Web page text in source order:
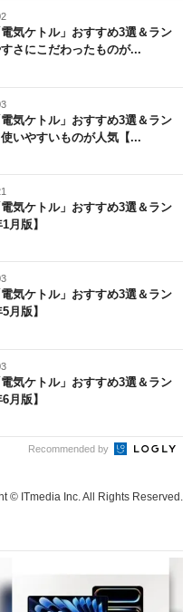
気ケトル」おすすめ3選＆ラン
さにこだわったものが...
気ケトル」おすすめ3選＆ラン
いやすいものが人気【...
気ケトル」おすすめ3選＆ラン
月版】
気ケトル」おすすめ3選＆ラン
月版】
気ケトル」おすすめ3選＆ラン
月版】
Recommended by
© ITmedia Inc. All Rights Reserved.